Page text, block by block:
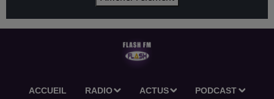
ACCUEIL RADIO ACTUS PODCAST